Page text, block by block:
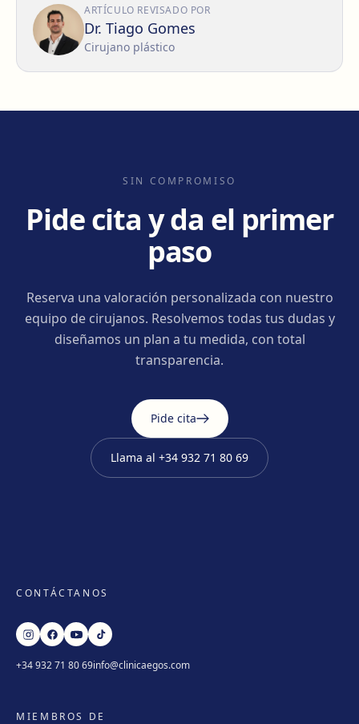
ARTÍCULO REVISADO POR
Dr. Tiago Gomes
Cirujano plástico
SIN COMPROMISO
Pide cita y da el primer
paso
Reserva una valoración personalizada con nuestro
equipo de cirujanos. Resolvemos todas tus dudas y
diseñamos un plan a tu medida, con total
transparencia.
Pide cita
Llama al +34 932 71 80 69
CONTÁCTANOS
+34 932 71 80 69info@clinicaegos.com
MIEMBROS DE